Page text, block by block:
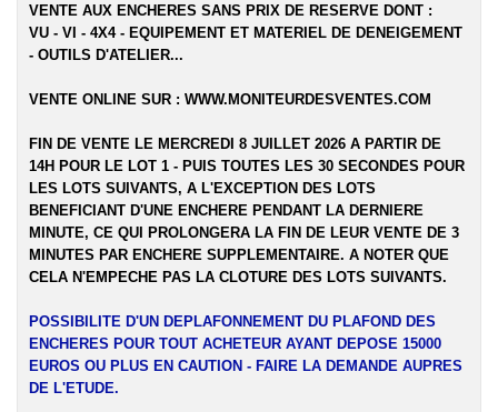
VENTE AUX ENCHERES SANS PRIX DE RESERVE DONT :
VU - VI - 4X4 - EQUIPEMENT ET MATERIEL DE DENEIGEMENT
- OUTILS D'ATELIER...
VENTE ONLINE SUR : WWW.MONITEURDESVENTES.COM
FIN DE VENTE LE MERCREDI 8 JUILLET 2026 A PARTIR DE
14H POUR LE LOT 1 - PUIS TOUTES LES 30 SECONDES POUR
LES LOTS SUIVANTS, A L'EXCEPTION DES LOTS
BENEFICIANT D'UNE ENCHERE PENDANT LA DERNIERE
MINUTE, CE QUI PROLONGERA LA FIN DE LEUR VENTE DE 3
MINUTES PAR ENCHERE SUPPLEMENTAIRE. A NOTER QUE
CELA N'EMPECHE PAS LA CLOTURE DES LOTS SUIVANTS.
POSSIBILITE D'UN DEPLAFONNEMENT DU PLAFOND DES
ENCHERES POUR TOUT ACHETEUR AYANT DEPOSE 15000
EUROS OU PLUS EN CAUTION - FAIRE LA DEMANDE AUPRES
DE L'ETUDE.